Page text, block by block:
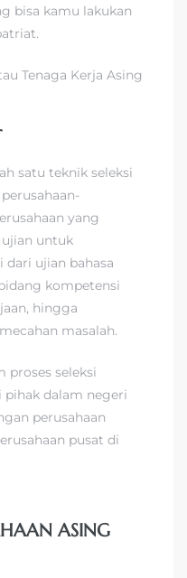
bisa kamu lakukan
satu teknik seleksi
yang
untuk
dari ujian bahasa
kompetensi
hingga
masalah.
proses seleksi
pihak dalam negeri
perusahaan
pusat di
ASING